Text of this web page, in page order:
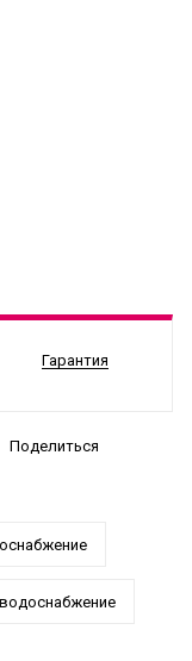
Гарантия
Поделиться